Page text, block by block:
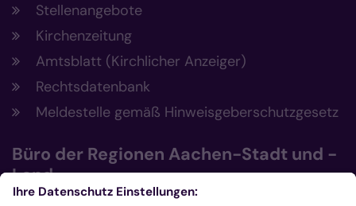
Stellenangebote
Kirchenzeitung
Amtsblatt (Kirchlicher Anzeiger)
Rechtsdatenbank
Meldestelle gemäß Hinweisgeberschutzgesetz
Büro der Regionen Aachen-Stadt und -
Land